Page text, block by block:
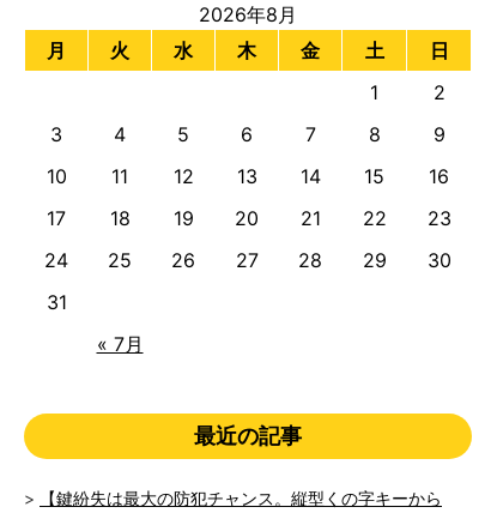
2026年8月
月
火 水 木 金 土 日
« 7月
1
2
3
4 5 6 7 8
9
10
11 12 13 14 15
16
17
18 19 20 21 22
23
24
25 26 27 28 29
30
31
最近の記事
【鍵紛失は最大の防犯チャンス。縦型くの字キーから